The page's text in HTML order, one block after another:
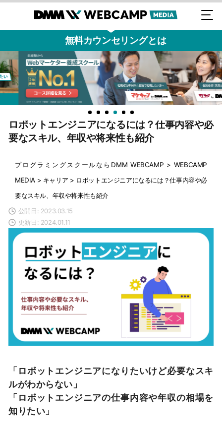
無料カウンセリングとは
ロボットエンジニアになるには？仕事内容や必
要なスキル、年収や将来性も紹介
プログラミングスクールならDMM WEBCAMP > WEBCAMP
MEDIA > キャリア > ロボットエンジニアになるには？仕事内容や必
要なスキル、年収や将来性も紹介
公開日: 2023.03.15
更新日: 2024.01.11
「ロボットエンジニアになりたいけど必要なスキ
ルがわからない」
「ロボットエンジニアの仕事内容や年収の相場を
知りたい」